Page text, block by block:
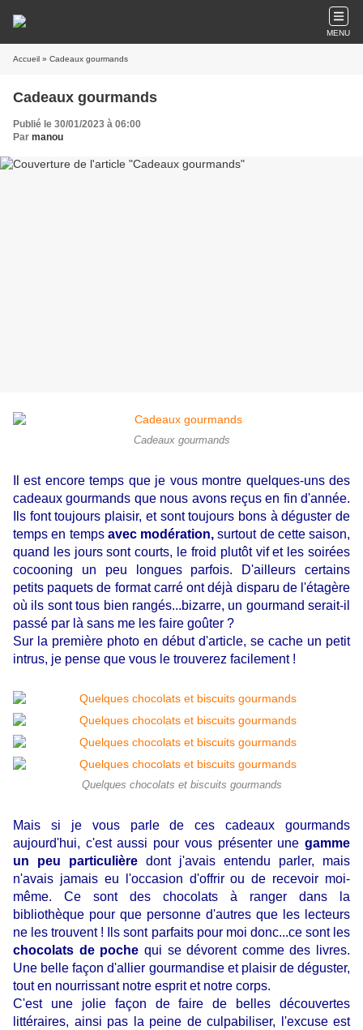
MENU
Accueil » Cadeaux gourmands
Cadeaux gourmands
Publié le 30/01/2023 à 06:00
Par manou
Cadeaux gourmands
Il est encore temps que je vous montre quelques-uns des
cadeaux gourmands que nous avons reçus en fin d'année.
Ils font toujours plaisir, et sont toujours bons à déguster de
temps en temps avec modération, surtout de cette saison,
quand les jours sont courts, le froid plutôt vif et les soirées
cocooning un peu longues parfois. D'ailleurs certains
petits paquets de format carré ont déjà disparu de l'étagère
où ils sont tous bien rangés...bizarre, un gourmand serait-il
passé par là sans me les faire goûter ?
Sur la première photo en début d'article, se cache un petit
intrus, je pense que vous le trouverez facilement !
Quelques chocolats et biscuits gourmands
Mais si je vous parle de ces cadeaux gourmands
aujourd'hui, c'est aussi pour vous présenter une gamme
un peu particulière dont j'avais entendu parler, mais
n'avais jamais eu l'occasion d'offrir ou de recevoir moi-
même. Ce sont des chocolats à ranger dans la
bibliothèque pour que personne d'autres que les lecteurs
ne les trouvent ! Ils sont parfaits pour moi donc...ce sont les
chocolats de poche qui se dévorent comme des livres.
Une belle façon d'allier gourmandise et plaisir de déguster,
tout en nourrissant notre esprit et notre corps.
C'est une jolie façon de faire de belles découvertes
littéraires, ainsi pas la peine de culpabiliser, l'excuse est